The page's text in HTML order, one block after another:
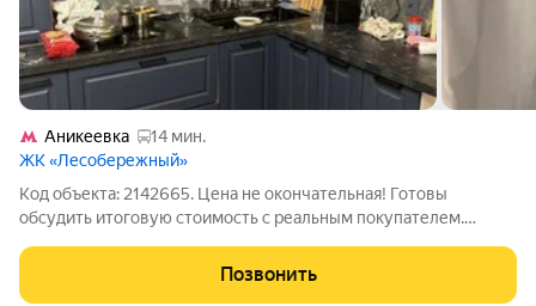
Аникеевка
14 мин.
ЖК «Лесобережный»
Код объекта: 2142665. Цена не окончательная! Готовы
обсудить итоговую стоимость с реальным покупателем.
квартира в селе Николо-Урюпино городского округа
Красногорск. Это прекрасный выбор для
Позвонить